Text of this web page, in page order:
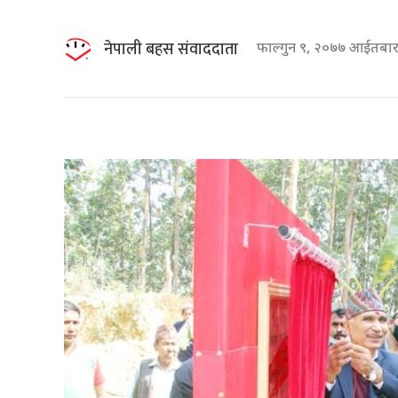
नेपाली बहस संवाददाता फाल्गुन ९, २०७७ आईतबार